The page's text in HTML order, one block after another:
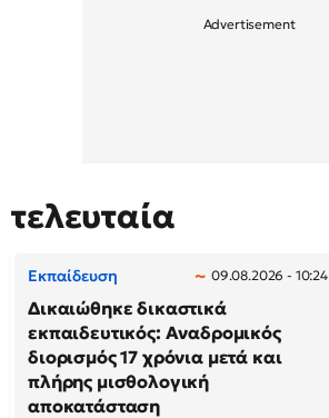
τελευταία
Εκπαίδευση 09.08.2026 - 10:24
Δικαιώθηκε δικαστικά
εκπαιδευτικός: Αναδρομικός
διορισμός 17 χρόνια μετά και
πλήρης μισθολογική
αποκατάσταση